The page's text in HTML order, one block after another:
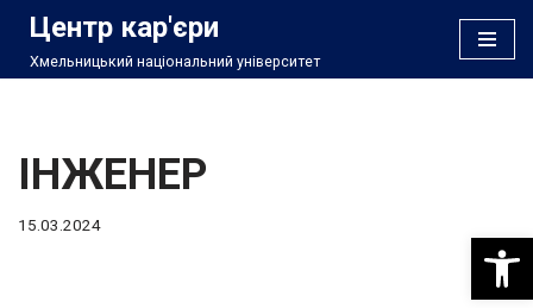
Перейти
Центр кар'єри
Хмельницький національний університет
ІНЖЕНЕР
15.03.2024